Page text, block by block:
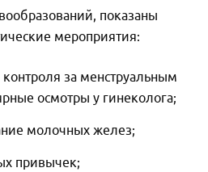
показаны
мероприятия:
за менструальным
осмотры у гинеколога;
молочных желез;
привычек;